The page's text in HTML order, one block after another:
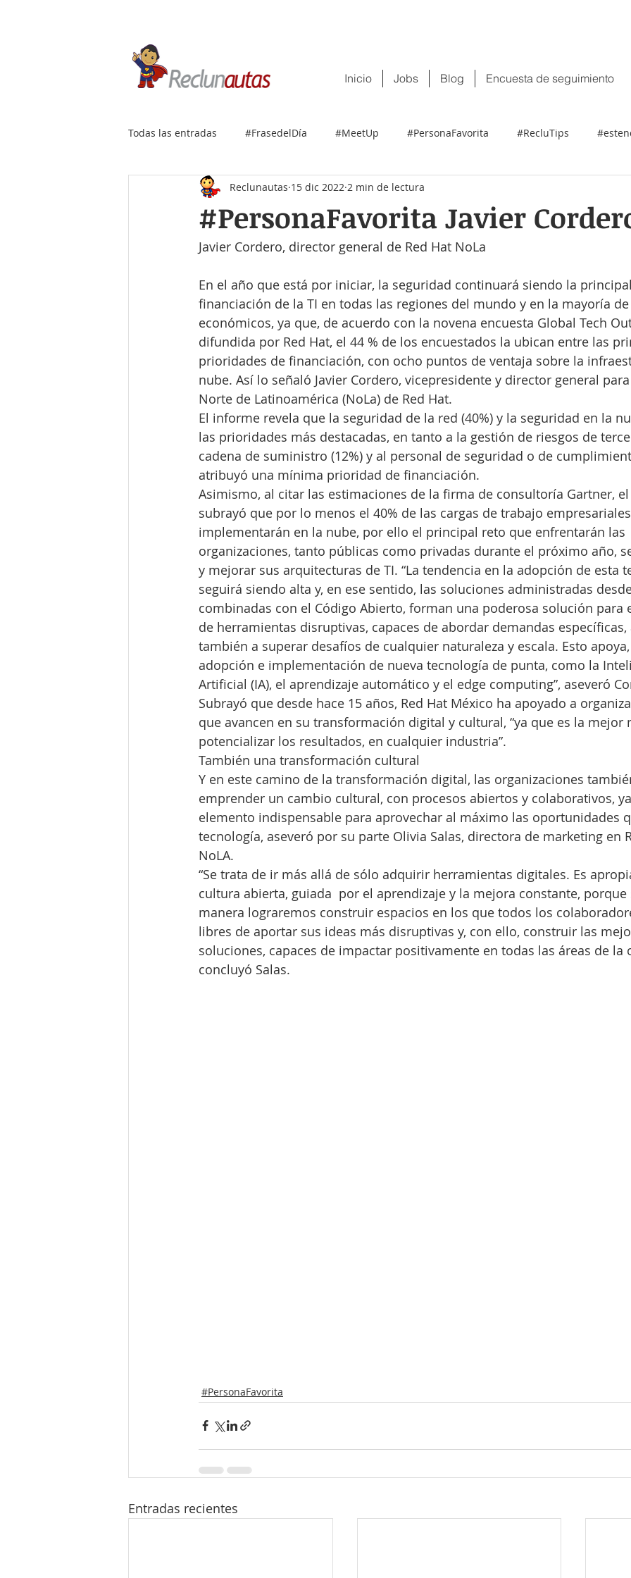
Inicio Jobs Blog Encuesta de seguimiento
Todas las entradas #FrasedelDía #MeetUp #PersonaFavorita #RecluTips
#PersonaFavorita Javier
Reclunautas 15 dic 2022 2 min de lectura
Javier Cordero, director general de Red Hat NoLa
En el año que está por iniciar, la seguridad continuará siendo la
financiación de la TI en todas las regiones del mundo y en la mayoría
económicos, ya que, de acuerdo con la novena encuesta Global Tech
difundida por Red Hat, el 44 % de los encuestados la ubican entre las
prioridades de financiación, con ocho puntos de ventaja sobre la
nube. Así lo señaló Javier Cordero, vicepresidente y director general
Norte de Latinoamérica (NoLa) de Red Hat.
El informe revela que la seguridad de la red (40%) y la seguridad en la
las prioridades más destacadas, en tanto a la gestión de riesgos de
cadena de suministro (12%) y al personal de seguridad o de
atribuyó una mínima prioridad de financiación.
Asimismo, al citar las estimaciones de la firma de consultoría Gartner,
subrayó que por lo menos el 40% de las cargas de trabajo
implementarán en la nube, por ello el principal reto que enfrentarán las
organizaciones, tanto públicas como privadas durante el próximo año,
y mejorar sus arquitecturas de TI. “La tendencia en la adopción de esta
seguirá siendo alta y, en ese sentido, las soluciones administradas
combinadas con el Código Abierto, forman una poderosa solución para
de herramientas disruptivas, capaces de abordar demandas específicas,
también a superar desafíos de cualquier naturaleza y escala. Esto
adopción e implementación de nueva tecnología de punta, como la
Artificial (IA), el aprendizaje automático y el edge computing”, aseveró
Subrayó que desde hace 15 años, Red Hat México ha apoyado a
que avancen en su transformación digital y cultural, “ya que es la mejor
potencializar los resultados, en cualquier industria”.
También una transformación cultural
Y en este camino de la transformación digital, las organizaciones
emprender un cambio cultural, con procesos abiertos y colaborativos,
elemento indispensable para aprovechar al máximo las oportunidades
tecnología, aseveró por su parte Olivia Salas, directora de marketing en
NoLA.
“Se trata de ir más allá de sólo adquirir herramientas digitales. Es
cultura abierta, guiada  por el aprendizaje y la mejora constante, porque
manera lograremos construir espacios en los que todos los
libres de aportar sus ideas más disruptivas y, con ello, construir las
soluciones, capaces de impactar positivamente en todas las áreas de la
concluyó Salas.
#PersonaFavorita
Entradas recientes